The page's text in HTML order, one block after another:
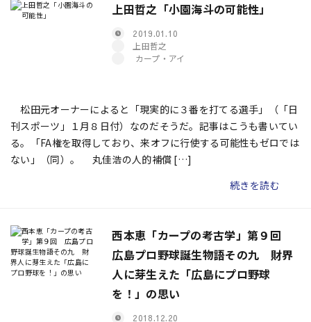
上田哲之「小園海斗の可能性」
2019.01.10
上田哲之
カープ・アイ
松田元オーナーによると「現実的に３番を打てる選手」（「日
刊スポーツ」１月８日付）なのだそうだ。記事はこうも書いてい
る。「FA権を取得しており、来オフに行使する可能性もゼロでは
ない」（同）。 丸佳浩の人的補償 […]
続きを読む
西本恵「カープの考古学」第９回
広島プロ野球誕生物語その九 財界
人に芽生えた「広島にプロ野球
を！」の思い
2018.12.20